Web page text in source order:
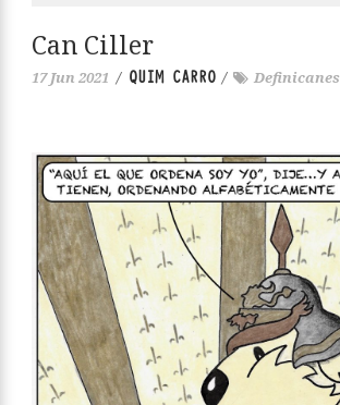
Can Ciller
17 Jun 2021 / QUIM CARRO / Definicanes